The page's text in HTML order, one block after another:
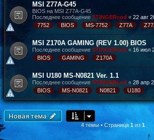
MSI Z77A-G45
BIOS на MSI Z77A-G45
Последнее сообщение STINGERcod « 22 авг
7752
BIOS MS-7752 Z77A
MSI Z170A GAMING (REV 1.00) BIOS
Последнее сообщение STINGERcod « 16 июл
BIOS
GAMING Z170A
MSI U180 MS-N0821 Ver. 1.1
Последнее сообщение STINGERcod « 28 апр
BIOS
MS-N0821 N0821 U180
Новая тема
4 темы • Страница 1из 1